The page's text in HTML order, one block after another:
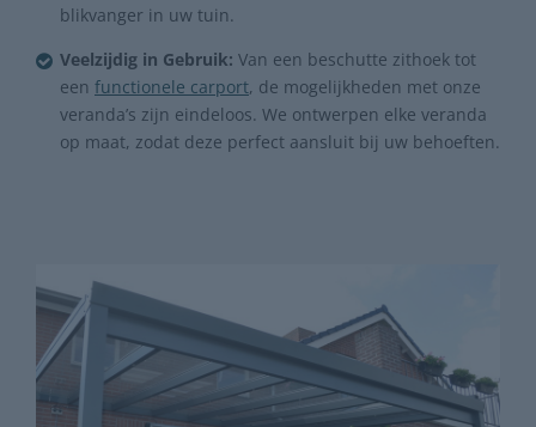
blikvanger in uw tuin.
Veelzijdig in Gebruik: Van een beschutte zithoek tot
een functionele carport, de mogelijkheden met onze
veranda’s zijn eindeloos. We ontwerpen elke veranda
op maat, zodat deze perfect aansluit bij uw behoeften.